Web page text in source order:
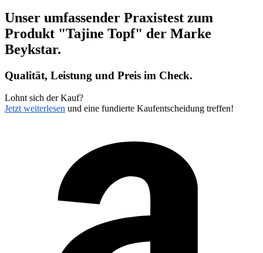
Unser umfassender Praxistest zum
Produkt "Tajine Topf" der Marke
Beykstar.
Qualität, Leistung und Preis im Check.
Lohnt sich der Kauf?
Jetzt weiterlesen und eine fundierte Kaufentscheidung treffen!